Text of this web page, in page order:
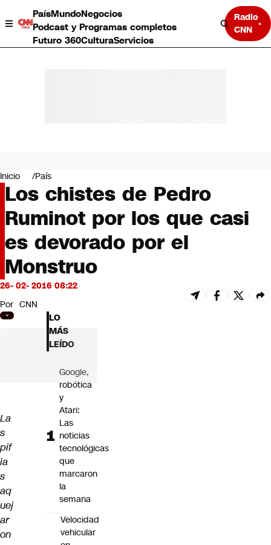
PaísMundoNegocios
Podcast y Programas completos
Futuro 360CulturaServicios
Radio
CNN
Negocios
Deportes
Programas completos
Cultura
Servicios
Bits
CNN tiempo
Futuro 360
Inicio País
Los chistes de Pedro
Ruminot por los que casi
es devorado por el
Monstruo
26- 02- 2016 08:22
Por CNN
La
s
pif
ia
s
aq
uej
ar
on
LO
MÁS
LEÍDO
Google,
robótica
y
Atari:
Las
noticias
tecnológicas
que
marcaron
la
semana
Velocidad
vehicular